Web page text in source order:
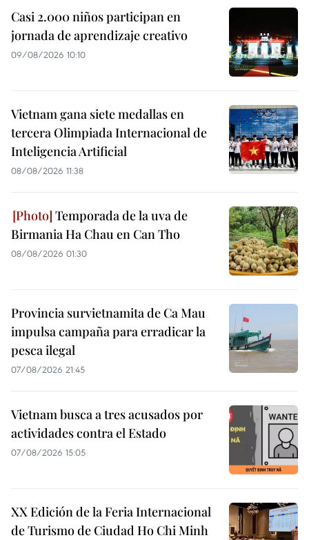
Casi 2.000 niños participan en
jornada de aprendizaje creativo
09/08/2026 10:10
Vietnam gana siete medallas en
tercera Olimpiada Internacional de
Inteligencia Artificial
08/08/2026 11:38
Temporada de la uva de
Birmania Ha Chau en Can Tho
08/08/2026 01:30
Provincia survietnamita de Ca Mau
impulsa campaña para erradicar la
pesca ilegal
07/08/2026 21:45
Vietnam busca a tres acusados por
actividades contra el Estado
07/08/2026 15:05
XX Edición de la Feria Internacional
de Turismo de Ciudad Ho Chi Minh